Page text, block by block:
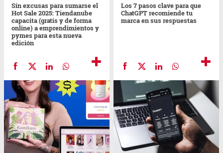
Sin excusas para sumarse el
Hot Sale 2025: Tiendanube
capacita (gratis y de forma
online) a emprendimientos y
pymes para esta nueva
edición
Los 7 pasos clave para que
ChatGPT recomiende tu
marca en sus respuestas